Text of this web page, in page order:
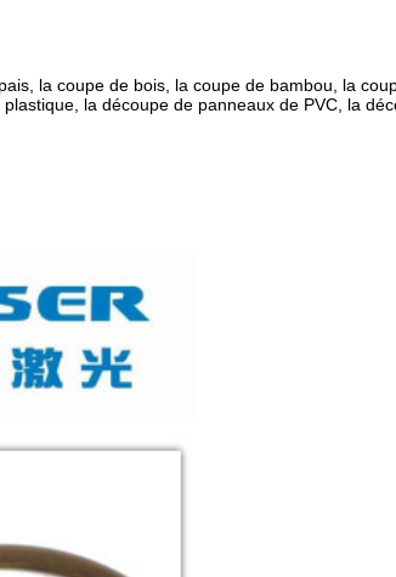
la coupe de bois, la coupe de bambou, la
la découpe de panneaux de PVC, la